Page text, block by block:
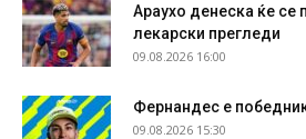
Араухо денеска ќе се
лекарски прегледи
09.08.2026 16:00
Фернандес е
09.08.2026 15:30